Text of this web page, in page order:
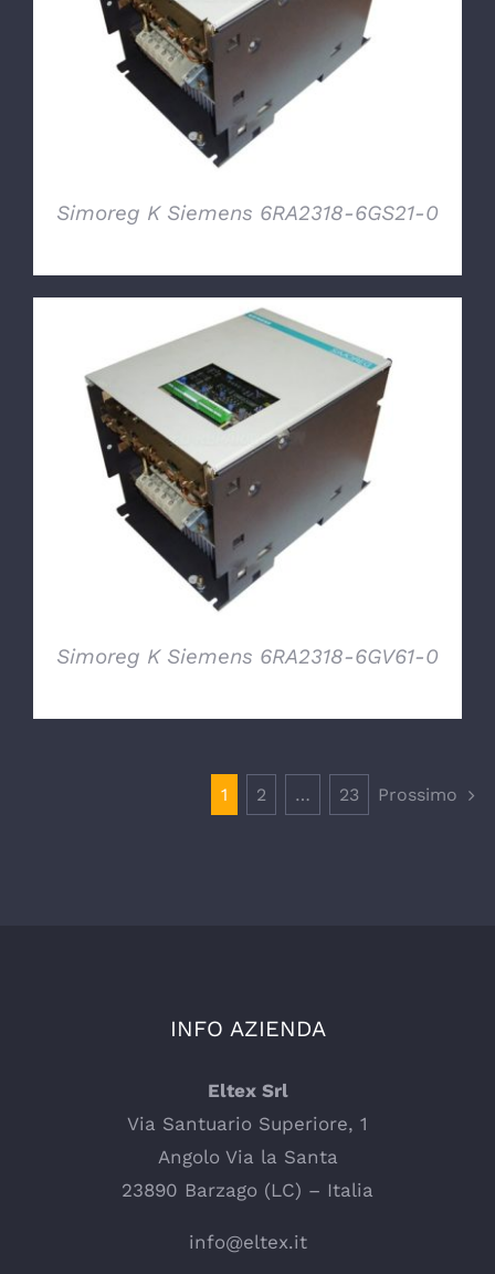
DETTAGLI
Simoreg K Siemens 6RA2318-6GS21-0
DETTAGLI
Simoreg K Siemens 6RA2318-6GV61-0
1 2 … 23 Prossimo
INFO AZIENDA
Eltex Srl
Via Santuario Superiore, 1
Angolo Via la Santa
23890 Barzago (LC) – Italia
info@eltex.it